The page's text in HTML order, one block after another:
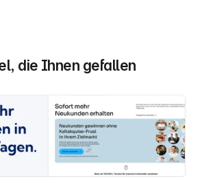
die Ihnen gefallen